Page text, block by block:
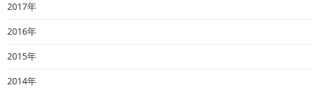
2017年
2016年
2015年
2014年